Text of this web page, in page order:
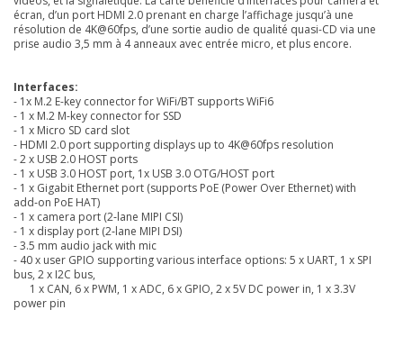
écran, d’un port HDMI 2.0 prenant en charge l’affichage jusqu’à une
résolution de 4K@60fps, d’une sortie audio de qualité quasi-CD via une
prise audio 3,5 mm à 4 anneaux avec entrée micro, et plus encore.
Interfaces:
- 1x M.2 E-key connector for WiFi/BT supports WiFi6
- 1 x M.2 M-key connector for SSD
- 1 x Micro SD card slot
- HDMI 2.0 port supporting displays up to 4K@60fps resolution
- 2 x USB 2.0 HOST ports
- 1 x USB 3.0 HOST port, 1x USB 3.0 OTG/HOST port
- 1 x Gigabit Ethernet port (supports PoE (Power Over Ethernet) with
add‑on PoE HAT)
- 1 x camera port (2‑lane MIPI CSI)
- 1 x display port (2‑lane MIPI DSI)
- 3.5 mm audio jack with mic
- 40 x user GPIO supporting various interface options: 5 x UART, 1 x SPI
bus, 2 x I2C bus,
1 x CAN, 6 x PWM, 1 x ADC, 6 x GPIO, 2 x 5V DC power in, 1 x 3.3V
power pin